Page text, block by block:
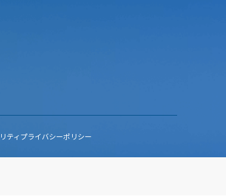
ティプライバシーポリシー